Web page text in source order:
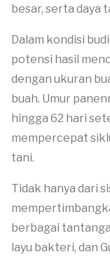
besar, serta daya
Dalam kondisi
potensi hasil
dengan ukuran
buah. Umur
hingga 62 hari
mempercepat
tani.
Tidak hanya dari
berbagai
layu bakteri, dan